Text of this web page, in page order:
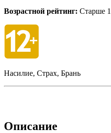
Возрастной рейтинг: Старше
Насилие, Страх, Брань
Описание